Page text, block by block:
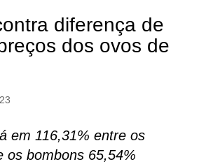
diferença de
dos ovos de
em 116,31% entre os
os bombons 65,54%